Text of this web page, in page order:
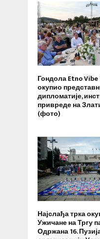
Гондола Etno
окупио
дипломатије,
привреде на
(фото)
Најслађа трка
Ужичане на Тргу
Одржана 16.